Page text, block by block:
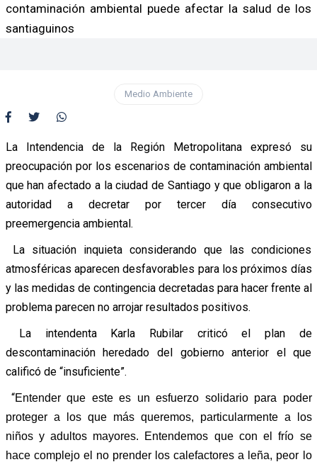
contaminación ambiental puede afectar la salud de los
santiaguinos
Medio Ambiente
La Intendencia de la Región Metropolitana expresó su
preocupación por los escenarios de contaminación ambiental
que han afectado a la ciudad de Santiago y que obligaron a la
autoridad a decretar por tercer día consecutivo
preemergencia ambiental.
La situación inquieta considerando que las condiciones
atmosféricas aparecen desfavorables para los próximos días
y las medidas de contingencia decretadas para hacer frente al
problema parecen no arrojar resultados positivos.
La intendenta Karla Rubilar criticó el plan de
descontaminación heredado del gobierno anterior el que
calificó de “insuficiente”.
“Entender que este es un esfuerzo solidario para poder
proteger a los que más queremos, particularmente a los
niños y adultos mayores. Entendemos que con el frío se
hace complejo el no prender los calefactores a leña, peor lo